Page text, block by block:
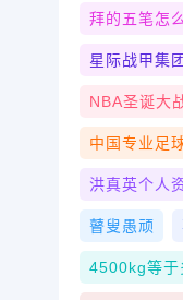
拜的五笔怎
星际战甲集
NBA圣诞大
中国专业足
洪真英个人
瞽叟愚顽
4500kg等于